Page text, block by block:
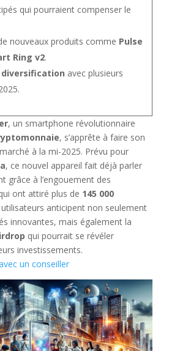
qui pourraient compenser le
nouveaux produits comme Pulse
Ring v2.
diversification avec plusieurs
, un smartphone révolutionnaire
, s’apprête à faire son
à la mi-2025. Prévu pour
, ce nouvel appareil fait déjà parler
grâce à l’engouement des
ont attiré plus de 145 000
utilisateurs anticipent non seulement
innovantes, mais également la
qui pourrait se révéler
investissements.
un conseiller